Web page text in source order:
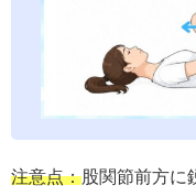
注意点：股関節前方に